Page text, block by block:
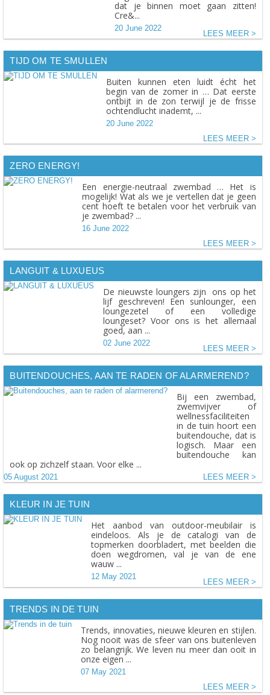
dat je binnen moet gaan zitten!
Cre&...
20 June 2022
LEES MEER
TIJD OM TE SMULLEN
Buiten kunnen eten luidt écht het
begin van de zomer in … Dat eerste
ontbijt in de zon terwijl je de frisse
ochtendlucht inademt, ...
20 June 2022
LEES MEER
ZERO ENERGY!
Een energie-neutraal zwembad … Het is
mogelijk! Wat als we je vertellen dat je geen
cent hoeft te betalen voor het verbruik van
je zwembad? ...
16 June 2022
LEES MEER
LANGUIT & LUXUEUS
De nieuwste loungers zijn ons op het
lijf geschreven! Een sunlounger, een
loungezetel of een volledige
loungeset? Voor ons is het allemaal
goed, aan ...
02 June 2022
LEES MEER
BUITENDOUCHES, AAN TE RADEN OF ALARMEREND?
Bij een zwembad,
zwemvijver of
wellnessfaciliteiten
in de tuin hoort een
buitendouche, dat is
logisch. Maar een
buitendouche kan
ook op zichzelf staan. Voor elke ...
05 August 2021 LEES MEER
KLEUR IN JE TUIN
Het aanbod van outdoor-meubilair is
eindeloos. Als je de catalogi van de
topmerken doorbladert, met beelden die
doen wegdromen, val je van de ene
wauw ...
12 May 2021
LEES MEER
TRENDS IN DE TUIN
Trends, innovaties, nieuwe kleuren en stijlen.
Nog nooit was de sfeer van ons buitenleven
zo belangrijk. We leven nu meer dan ooit in
onze eigen ...
07 May 2021
LEES MEER